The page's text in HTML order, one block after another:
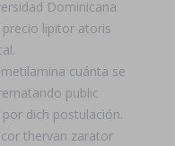
Dominicana
lipitor atoris
cuánta se
public
dich postulación.
thervan zarator